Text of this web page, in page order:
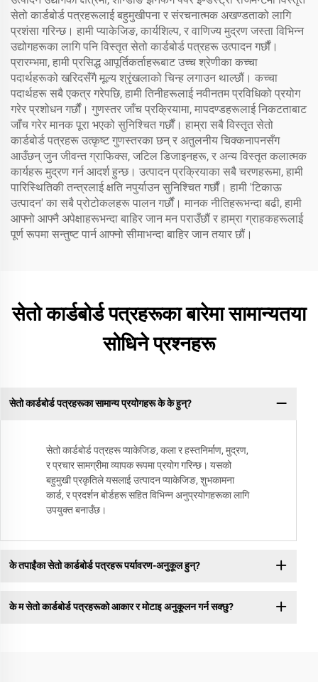
सेतो कार्डबोर्ड पत्रहरूलाई बहुमुखीपना र संरचनात्मक अखण्डताको लागि
प्रशंसा गरिन्छ। हामी प्याकेजिङ, कार्यशिल्प, र वाणिज्य मुद्रण जस्ता विभिन्न
उद्योगहरूका लागि पनि विस्तृत सेतो कार्डबोर्ड पत्रहरू उत्पादन गर्छौं।
प्रारम्भमा, हामी प्रसिद्ध आपूर्तिकर्ताहरूबाट उच्च श्रेणीका कच्चा
पदार्थहरूको खरिदसँगै मूल्य श्रृंखलाको चिन्ह लगाउन थाल्छौं। कच्चा
पदार्थहरू सबै एकत्र गरेपछि, हामी तिनीहरूलाई नवीनतम प्रविधिको प्रयोग
गरेर प्रशोधन गर्छौं। गुणस्तर जाँच प्रक्रियामा, मापदण्डहरूलाई निकटताबाट
जाँच गरेर मानक पूरा भएको सुनिश्चित गर्छौं। हाम्रा सबै विस्तृत सेतो
कार्डबोर्ड पत्रहरू उत्कृष्ट गुणस्तरका छन् र अतुलनीय चिक्कनापनसँग
आउँछन् जुन जीवन्त ग्राफिक्स, जटिल डिजाइनहरू, र अन्य विस्तृत कलात्मक
कार्यहरू मुद्रण गर्न आदर्श हुन्छ। उत्पादन प्रक्रियाका सबै चरणहरूमा, हामी
पारिस्थितिकी तन्त्रलाई क्षति नपुर्याउन सुनिश्चित गर्छौं। हामी 'टिकाऊ
उत्पादन' का सबै प्रोटोकलहरू पालन गर्छौं। मानक नीतिहरूभन्दा बढी, हामी
आफ्नो आफ्नै अपेक्षाहरूभन्दा बाहिर जान मन पराउँछौं र हाम्रा ग्राहकहरूलाई
पूर्ण रूपमा सन्तुष्ट पार्न आफ्नो सीमाभन्दा बाहिर जान तयार छौं।
सेतो कार्डबोर्ड पत्रहरूका बारेमा सामान्यतया
सोधिने प्रश्नहरू
सेतो कार्डबोर्ड पत्रहरूका सामान्य प्रयोगहरू के के हुन्?
सेतो कार्डबोर्ड पत्रहरू प्याकेजिङ, कला र हस्तनिर्माण, मुद्रण,
र प्रचार सामग्रीमा व्यापक रूपमा प्रयोग गरिन्छ। यसको
बहुमुखी प्रकृतिले यसलाई उत्पादन प्याकेजिङ, शुभकामना
कार्ड, र प्रदर्शन बोर्डहरू सहित विभिन्न अनुप्रयोगहरूका लागि
उपयुक्त बनाउँछ।
के तपाईंका सेतो कार्डबोर्ड पत्रहरू पर्यावरण-अनुकूल हुन्?
के म सेतो कार्डबोर्ड पत्रहरूको आकार र मोटाइ अनुकूलन गर्न सक्छु?